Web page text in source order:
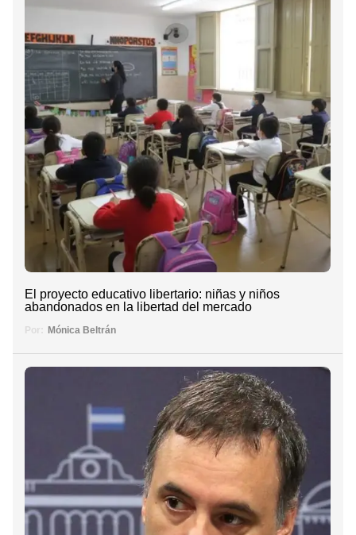
El proyecto educativo libertario: niñas y niños
abandonados en la libertad del mercado
Por: Mónica Beltrán